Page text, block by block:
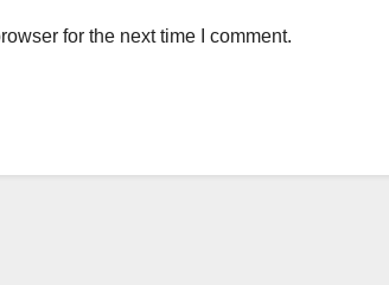
for the next time I comment.